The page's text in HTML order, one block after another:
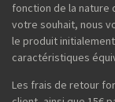
fonction de la
votre souhait, nous
le produit
caractéristiques
Les frais de retour